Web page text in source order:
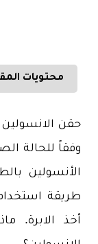
محتويات
حقن
وفقاً للحالة
الأنسولين
طريقة
أخذ الابرة.